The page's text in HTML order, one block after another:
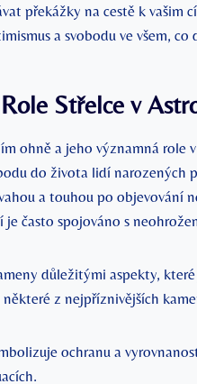
překážky na cestě k vašim
a svobodu ve všem, co
Střelce v
ohně a jeho významná role
do života lidí narozených
a touhou po objevování
je často spojováno s
důležitými aspekty,
z nejpříznivějších
ochranu a